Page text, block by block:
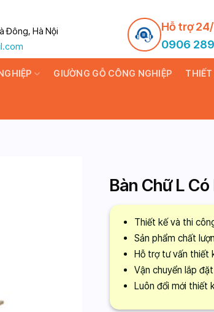
Đông, Hà Nội
Hỗ trợ
0906
GIƯỜNG GỖ CÔNG NGHIỆP
Bàn Chữ L
Thiết kế và thi
Sản phẩm chất
Hỗ trợ tư vấn thiết
Vận chuyển lắp
Luôn đổi mới thiết